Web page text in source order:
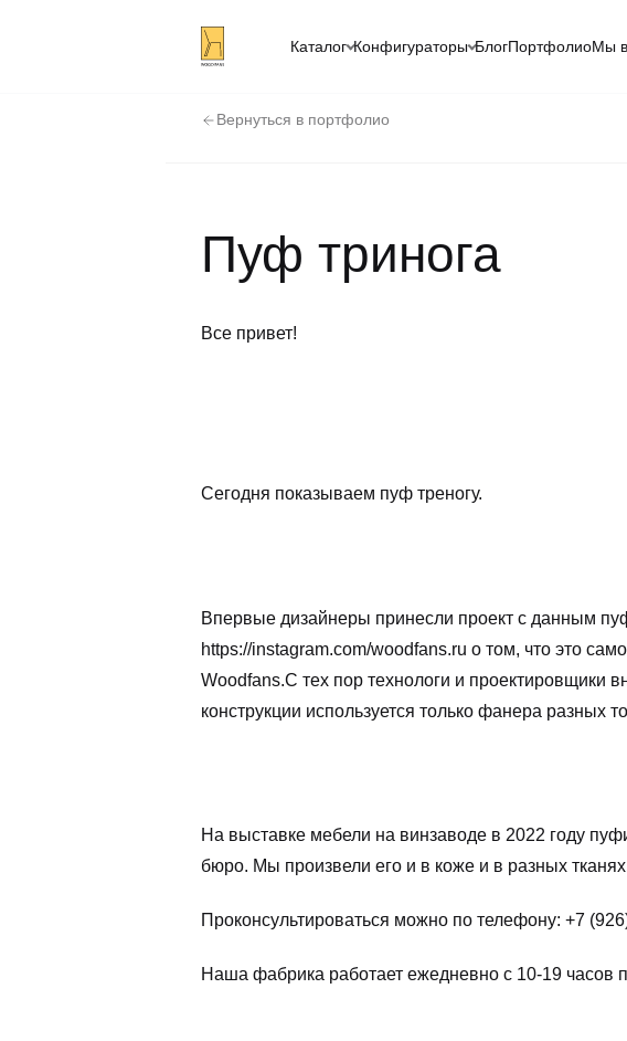
Каталог Конфигураторы БлогПортфолиоМы
Вернуться в портфолио
Пуф тринога
Все привет!
Сегодня показываем пуф треногу.
Впервые дизайнеры принесли проект с данным
https://instagram.com/woodfans.ru о том, что это
Woodfans.С тех пор технологи и проектировщики
конструкции используется только фанера
На выставке мебели на винзаводе в 2022 году
бюро. Мы произвели его и в коже и в разных
Проконсультироваться можно по телефону: +7
Наша фабрика работает ежедневно с 10-19 часов